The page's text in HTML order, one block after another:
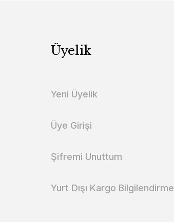
Üyelik
Yeni Üyelik
Üye Girişi
Şifremi Unuttum
Yurt Dışı Kargo Bilgilendirme